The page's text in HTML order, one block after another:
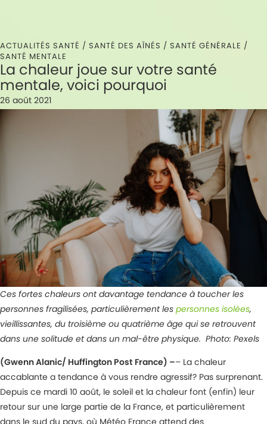
ACTUALITÉS SANTÉ / SANTÉ DES AÎNÉS / SANTÉ GÉNÉRALE /
SANTÉ MENTALE
La chaleur joue sur votre santé
mentale, voici pourquoi
26 août 2021
Ces fortes chaleurs ont davantage tendance à toucher les
personnes fragilisées, particulièrement les personnes isolées,
vieillissantes, du troisième ou quatrième âge qui se retrouvent
dans une solitude et dans un mal-être physique. Photo: Pexels
(Gwenn Alanic/ Huffington Post France) –– La chaleur
accablante a tendance à vous rendre agressif? Pas surprenant.
Depuis ce mardi 10 août, le soleil et la chaleur font (enfin) leur
retour sur une large partie de la France, et particulièrement
dans le sud du pays, où Météo France attend des